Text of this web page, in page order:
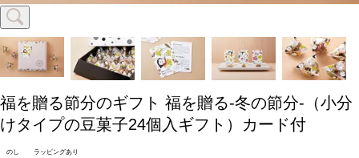
福を贈る節分のギフト 福を贈る‐冬の節分-（小分
けタイプの豆菓子24個入ギフト）カード付
のし ラッピングあり